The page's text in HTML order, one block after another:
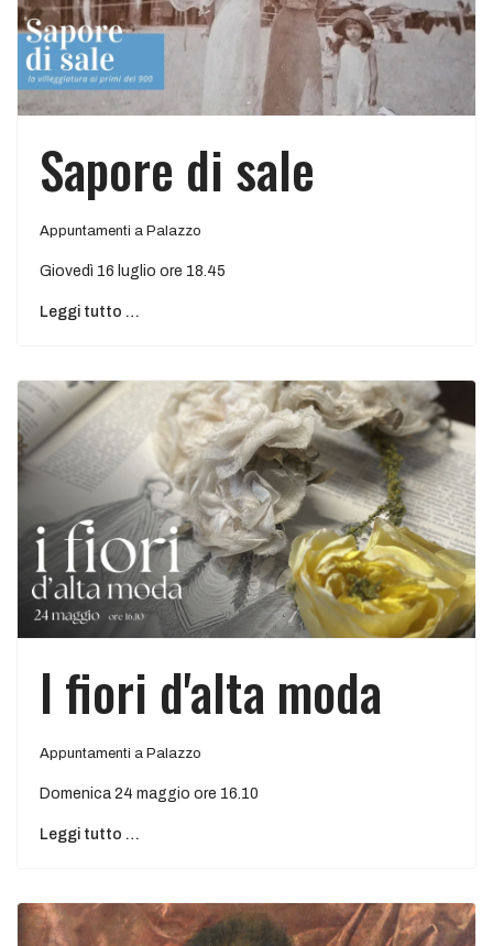
Sapore di sale
Appuntamenti a Palazzo
Giovedì 16 luglio ore 18.45
Leggi tutto …
I fiori d'alta moda
Appuntamenti a Palazzo
Domenica 24 maggio ore 16.10
Leggi tutto …